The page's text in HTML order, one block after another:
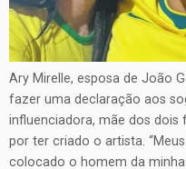
Ary Mirelle, esposa de João
fazer uma declaração aos
influenciadora, mãe dos dois
por ter criado o artista.
colocado o homem da